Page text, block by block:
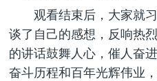
观看结束后，大家就习
谈了自己的感想，反响热
的讲话鼓舞人心，催人奋
奋斗历程和百年光辉伟业